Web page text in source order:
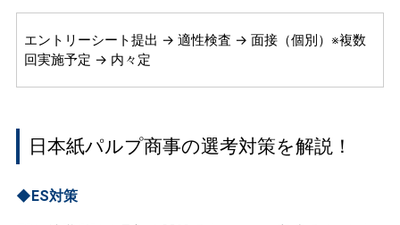
エントリーシート提出 → 適性検査 → 面接（個別）※複数
回実施予定 → 内々定
日本紙パルプ商事の選考対策を解説！
◆ES対策